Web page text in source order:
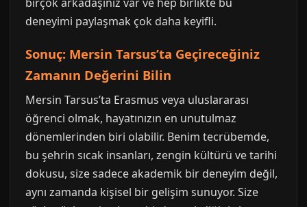
deneyimi paylaşmak çok daha keyifli.
Sonuç: Mersin Tarsus’ta Geçireceğiniz
Zamanın Değerini Bilin
Mersin Tarsus’ta Erasmus veya uluslararası
öğrenci olmak, hayatınızın en unutulmaz
dönemlerinden biri olabilir. Benim tecrübemde,
bu şehrin sıcak insanları, zengin kültürü ve tarihi
dokusu, size sadece akademik bir deneyim değil,
aynı zamanda kişisel bir gelişim sunuyor. Size